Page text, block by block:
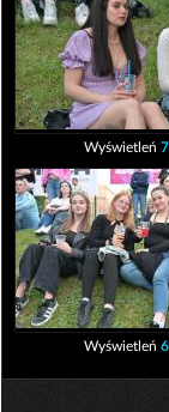
Wyświetleń
Wyświetleń